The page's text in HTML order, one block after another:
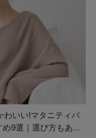
わいい!マタニティパ
9選｜選び方もあわ